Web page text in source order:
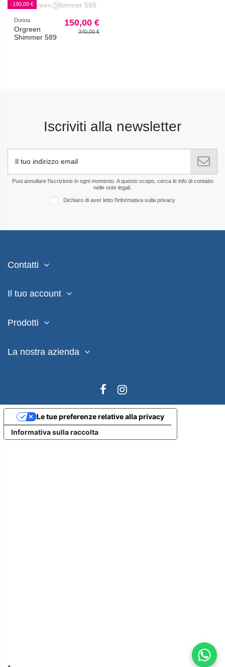
-190,00 €
Donna
Orgreen
Shimmer 589
150,00 €
340,00 €
Iscriviti alla newsletter
Puoi annullare l'iscrizione in ogni momento. A questo scopo, cerca le info di contatto
nelle note legali.
Dichiaro di aver letto l'informativa sulla privacy
Contatti
Il tuo account
Prodotti
La nostra azienda
Informativa sulla raccolta
Le tue preferenze relative alla privacy